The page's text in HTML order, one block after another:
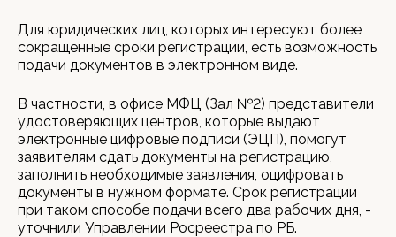
Для юридических лиц, которых интересуют более
сокращенные сроки регистрации, есть возможность
подачи документов в электронном виде.
В частности, в офисе МФЦ (Зал №2) представители
удостоверяющих центров, которые выдают
электронные цифровые подписи (ЭЦП), помогут
заявителям сдать документы на регистрацию,
заполнить необходимые заявления, оцифровать
документы в нужном формате. Срок регистрации
при таком способе подачи всего два рабочих дня, -
уточнили Управлении Росреестра по РБ.